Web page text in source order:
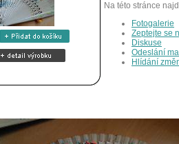
Na této stránce
Fotogalerie
Zeptejte se
Diskuse
Odeslání
Hlídání